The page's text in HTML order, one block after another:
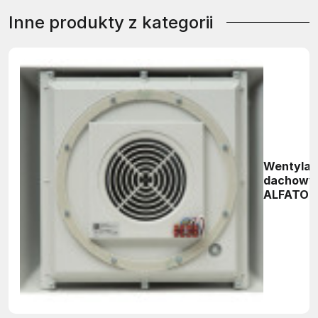
Inne produkty z kategorii
dachowy